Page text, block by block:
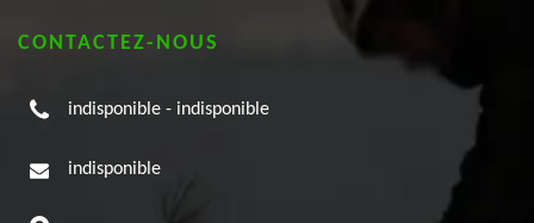
CONTACTEZ-NOUS
indisponible - indisponible
indisponible